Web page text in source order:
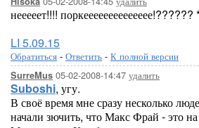
нееееет!!!! поркееееееееееееее!??????
LI 5.09.15
Обратиться - Ответить - К полной версии
SurreMus 05-02-2008-14:47 удалить
Suboshi, угу.
В своё время мне сразу несколько
начали зючить, что Макс Фрай - это